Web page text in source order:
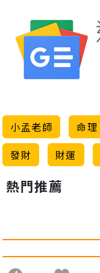
小孟老師 命理
發財
財運
熱門推薦